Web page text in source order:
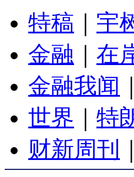
特稿
宇
金融
在
金融我闻
世界
特
财新周刊